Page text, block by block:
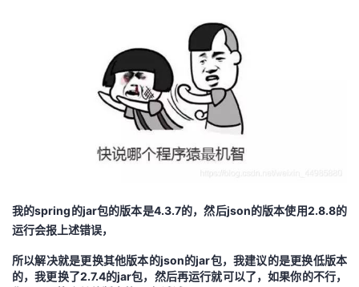
我的spring的jar包的版本是4.3.7的，然后json的版本使用2.8.8的
运行会报上述错误，
所以解决就是更换其他版本的json的jar包， 我建议的是更换低版本
的，我更换了2.7.4的jar包，然后再运行就可以了，如果你的不行，